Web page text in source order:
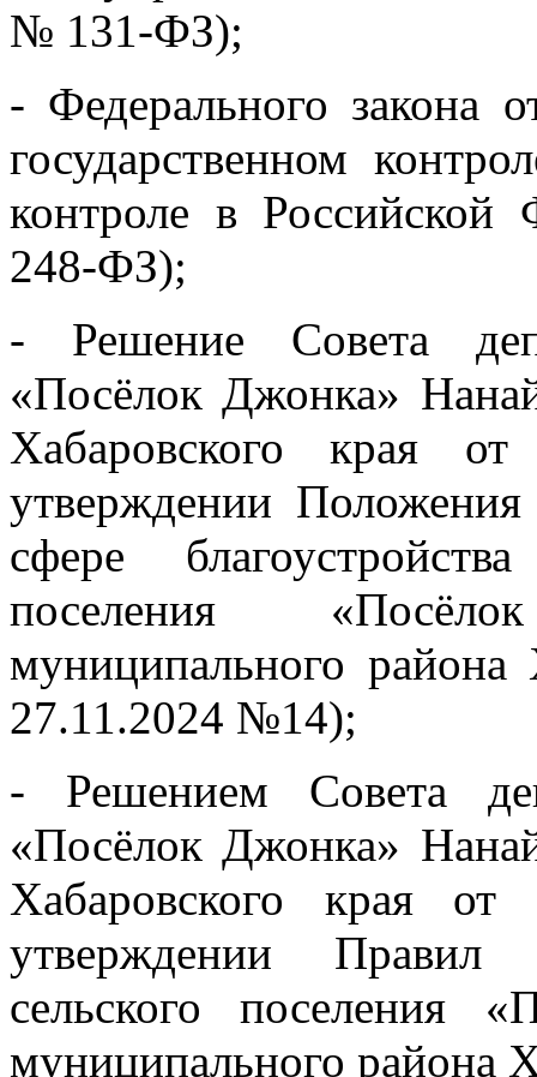
№ 131-ФЗ);
- Федерального
государственном
контроле в
248-ФЗ);
- Решение Совета
«Посёлок Джонка»
Хабаровского края
утверждении
сфере
поселения
муниципального района
27.11.2024 №14);
- Решением Совета
«Посёлок Джонка»
Хабаровского края
утверждении Правил
сельского поселения
муниципального района